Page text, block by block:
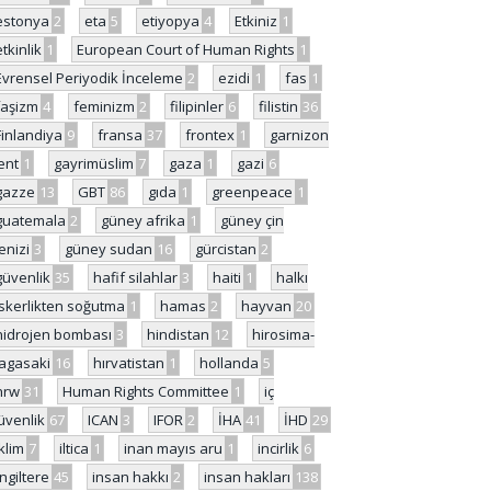
2 eta 5 etiyopya 4 Etkiniz 1
1 European Court of Human Rights 1
Periyodik İnceleme 2 ezidi 1 fas 1
4 feminizm 2 filipinler 6 filistin 36
9 fransa 37 frontex 1
garnizon
1 gayrimüslim 7 gaza 1 gazi 6
13 GBT 86 gıda 1 greenpeace 1
2 güney afrika 1
güney çin
3 güney sudan 16 gürcistan 2
35 hafif silahlar 3 haiti 1
halkı
soğutma 1 hamas 2 hayvan 20
bombası 3 hindistan 12
hirosima-
16 hırvatistan 1 hollanda 5
31 Human Rights Committee 1
iç
67 ICAN 3 IFOR 2 İHA 41 İHD 29
7 iltica 1 inan mayıs aru 1 incirlik 6
45 insan hakkı 2 insan hakları 138